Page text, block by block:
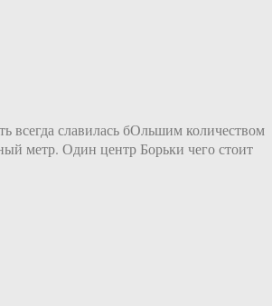
всегда славилась бОльшим количеством
метр. Один центр Борьки чего стоит